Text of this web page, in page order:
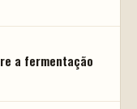
a fermentação